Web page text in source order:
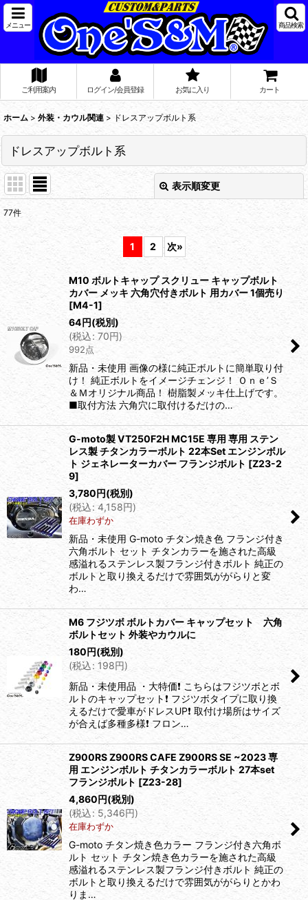
メニュー 商品検索
ご利用案内 ログイン/会員登録 お気に入り カート
ホーム > 外装・カウル関連 > ドレスアップボルト系
ドレスアップボルト系
表示順変更
在庫あり
77件
1 2 次»
M10 ボルトキャップ スクリュー キャップボルト
カバー メッキ 六角穴付きボルト 用カバー 1個売り
[M4-1]
64円(税別)
(税込: 70円)
992点
新品・未使用 画像の様に純正ボルトに簡単取り付
け！ 純正ボルトをイメージチェンジ！ Ｏｎｅ’Ｓ
＆Ｍオリジナル商品！ 樹脂製メッキ仕上げです。
■取付方法 六角穴に取付けるだけの…
G-moto製 VT250F2H MC15E 専用 専用 ステン
レス製 チタンカラーボルト 22本Set エンジンボル
ト ジェネレーターカバー フランジボルト [Z23-2
9]
3,780円(税別)
(税込: 4,158円)
在庫わずか
新品・未使用 G-moto チタン焼き色 フランジ付き
六角ボルト セット チタンカラーを施された高級
感溢れるステンレス製フランジ付きボルト 純正の
ボルトと取り換えるだけで雰囲気ががらりと変
わ…
M6 フジツボ ボルトカバー キャップセット 六角
ボルトセット 外装やカウルに
180円(税別)
(税込: 198円)
新品・未使用品 ・大特価❗️ こちらはフジツボとボ
ルトのキャップセット❗️ フジツボタイプに取り換
えるだけで愛車がドレスUP❗️ 取付け場所はサイズ
が合えば多種多様❗️ フロン…
Z900RS Z900RS CAFE Z900RS SE ~2023 専
用 エンジンボルト チタンカラーボルト 27本set
フランジボルト [Z23-28]
4,860円(税別)
(税込: 5,346円)
在庫わずか
G-moto チタン焼き色カラー フランジ付き六角ボ
ルト セット チタン焼き色カラーを施された高級
感溢れるステンレス製フランジ付きボルト 純正の
ボルトと取り換えるだけで雰囲気ががらりとかわ
りま…